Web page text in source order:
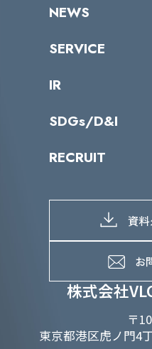
株式会社
〒
東京都港区虎ノ門4
トップメッセージ
ミッション／ビジ
パートナー企業一
NEWS
サイバーニュース
SERVICE
カテゴリー別サ
IR
IRカレンダー
IRライブラリー
よくあるご質問
SDGs/D&I
当グループのマ
SDGs推進体制
D&Iの取り組み
RECRUIT
募集職種一覧
メッセージ
メンバーインタ
資
お